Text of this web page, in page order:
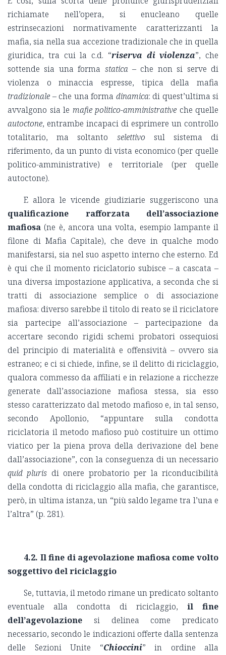
richiamate nell’opera, si enucleano quelle
estrinsecazioni normativamente caratterizzanti la
mafia, sia nella sua accezione tradizionale che in quella
giuridica, tra cui la c.d. “riserva di violenza”, che
sottende sia una forma statica– che non si serve di
violenza o minaccia espresse, tipica della mafia
tradizionale – che una forma dinamica: di quest’ultima si
avvalgono sia le mafie politico-amministrative che quelle
autoctone, entrambe incapaci di esprimere un controllo
totalitario, ma soltanto selettivo sul sistema di
riferimento, da un punto di vista economico (per quelle
politico-amministrative) e territoriale (per quelle
autoctone).
E allora le vicende giudiziarie suggeriscono una
qualificazione rafforzata dell’associazione
mafiosa (ne è, ancora una volta, esempio lampante il
filone di Mafia Capitale), che deve in qualche modo
manifestarsi, sia nel suo aspetto interno che esterno. Ed
è qui che il momento riciclatorio subisce – a cascata –
una diversa impostazione applicativa, a seconda che si
tratti di associazione semplice o di associazione
mafiosa: diverso sarebbe il titolo di reato se il riciclatore
sia partecipe all’associazione – partecipazione da
accertare secondo rigidi schemi probatori ossequiosi
del principio di materialità e offensività – ovvero sia
estraneo; e ci si chiede, infine, se il delitto di riciclaggio,
qualora commesso da affiliati e in relazione a ricchezze
generate dall’associazione mafiosa stessa, sia esso
stesso caratterizzato dal metodo mafioso e, in tal senso,
secondo Apollonio, “appuntare sulla condotta
riciclatoria il metodo mafioso può costituire un ottimo
viatico per la piena prova della derivazione del bene
dall’associazione”, con la conseguenza di un necessario
quid pluris di onere probatorio per la riconducibilità
della condotta di riciclaggio alla mafia, che garantisce,
però, in ultima istanza, un “più saldo legame tra l’una e
l’altra” (p. 281).
4.2. Il fine di agevolazione mafiosa come volto
soggettivo del riciclaggio
Se, tuttavia, il metodo rimane un predicato soltanto
eventuale alla condotta di riciclaggio, il fine
dell’agevolazione si delinea come predicato
necessario, secondo le indicazioni offerte dalla sentenza
delle Sezioni Unite “Chioccini” in ordine alla